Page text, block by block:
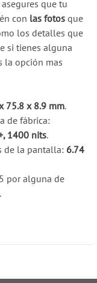
que tu
con las fotos que
los detalles que
si tienes alguna
la opción mas
75.8 x 8.9 mm.
de fábrica:
1400 nits.
de la pantalla: 6.74
por alguna de